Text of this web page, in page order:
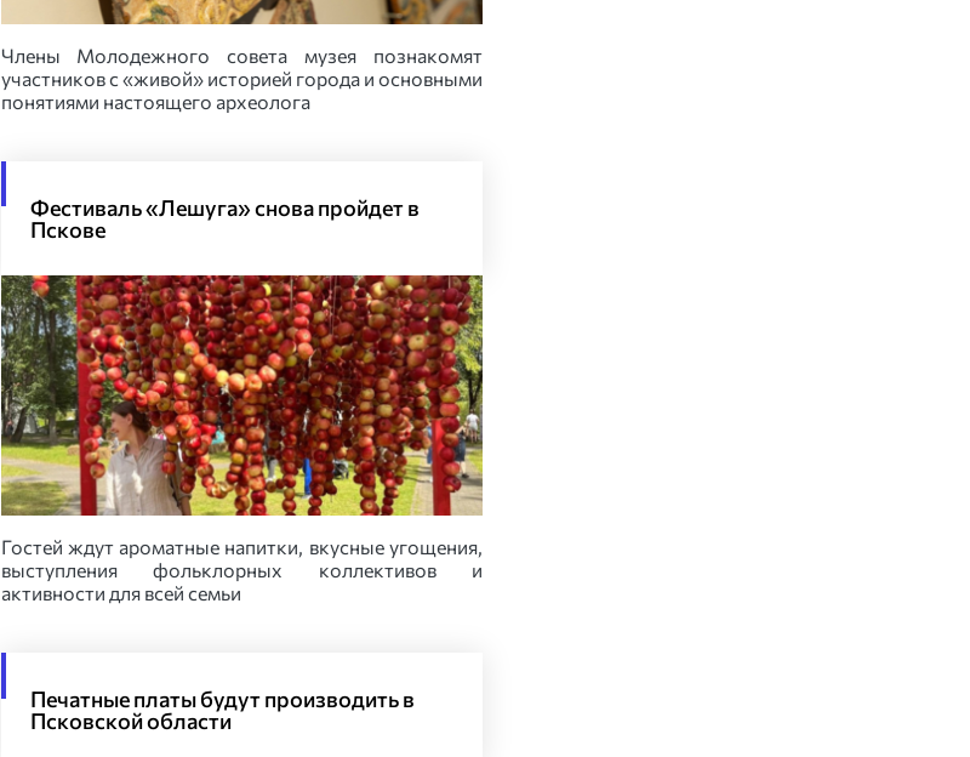
Члены Молодежного совета музея познакомят
участников с «живой» историей города и основными
понятиями настоящего археолога
Фестиваль «Лешуга» снова пройдет в
Пскове
Гостей ждут ароматные напитки, вкусные угощения,
выступления фольклорных коллективов и
активности для всей семьи
Печатные платы будут производить в
Псковской области